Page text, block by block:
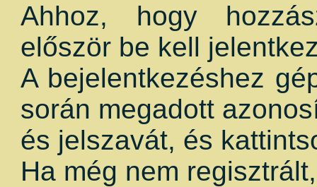
Ahhoz, hogy
először be kell
A bejelentkezéshez
során megadott
és jelszavát, és
Ha még nem